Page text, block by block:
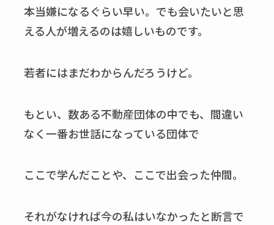
本当嫌になるぐらい早い。でも会いたいと思
える人が増えるのは嬉しいものです。
若者にはまだわからんだろうけど。
もとい、数ある不動産団体の中でも、間違い
なく一番お世話になっている団体で
ここで学んだことや、ここで出会った仲間。
それがなければ今の私はいなかったと断言で